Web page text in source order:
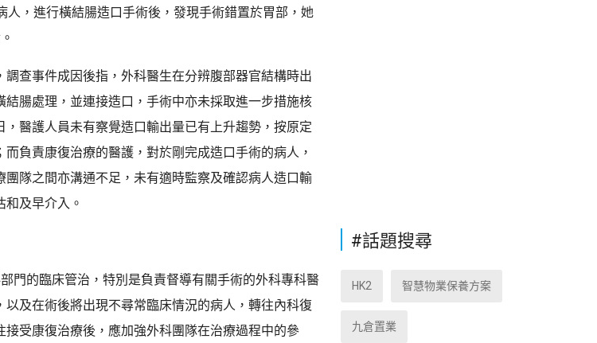
人，進行橫結腸造口手術後，發現手術錯置於胃部，她
查事件成因後指，外科醫生在分辨腹部器官結構時出
腸處理，並連接造口，手術中亦未採取進一步措施核
醫護人員未有察覺造口輸出量已有上升趨勢，按原定
負責康復治療的醫護，對於剛完成造口手術的病人，
隊之間亦溝通不足，未有適時監察及確認病人造口輸
及早介入。
門的臨床管治，特別是負責督導有關手術的外科專科醫
及在術後將出現不尋常臨床情況的病人，轉往內科復
受康復治療後，應加強外科團隊在治療過程中的參
#話題搜尋
HK2 智慧物業保養方案
九倉置業